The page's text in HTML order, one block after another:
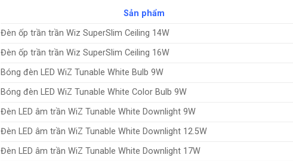
Sản phẩm
Đèn ốp trần trần Wiz SuperSlim Ceiling 14W
Đèn ốp trần trần Wiz SuperSlim Ceiling 16W
Bóng đèn LED WiZ Tunable White Bulb 9W
Bóng đèn LED WiZ Tunable White Color Bulb 9W
Đèn LED âm trần WiZ Tunable White Downlight 9W
Đèn LED âm trần WiZ Tunable White Downlight 12.5W
Đèn LED âm trần WiZ Tunable White Downlight 17W